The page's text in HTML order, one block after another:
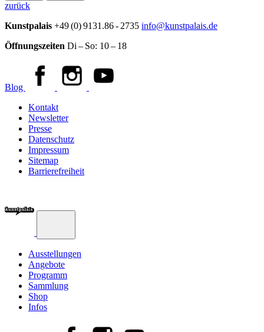
zurück
Kunstpalais +49 (0) 9131.86 - 2735 info@kunstpalais.de
Öffnungszeiten Di – So: 10 – 18
Blog
Kontakt
Newsletter
Presse
Datenschutz
Impressum
Sitemap
Barrierefreiheit
Ausstellungen
Angebote
Programm
Sammlung
Shop
Infos